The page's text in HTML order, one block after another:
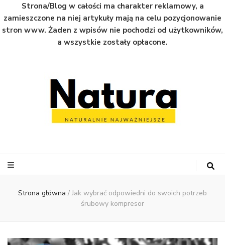
Strona/Blog w całości ma charakter reklamowy, a
zamieszczone na niej artykuły mają na celu pozycjonowanie
stron www. Żaden z wpisów nie pochodzi od użytkowników,
a wszystkie zostały opłacone.
Strona główna / Jak wybrać odpowiedni do swoich potrzeb
śrubowy kompresor